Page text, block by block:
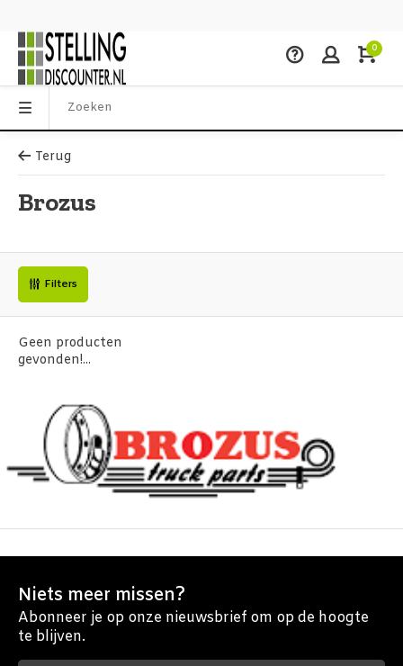
0
Terug
Brozus
Filters
Geen producten
gevonden!...
Niets meer missen?
Abonneer je op onze nieuwsbrief om op de hoogte
te blijven.